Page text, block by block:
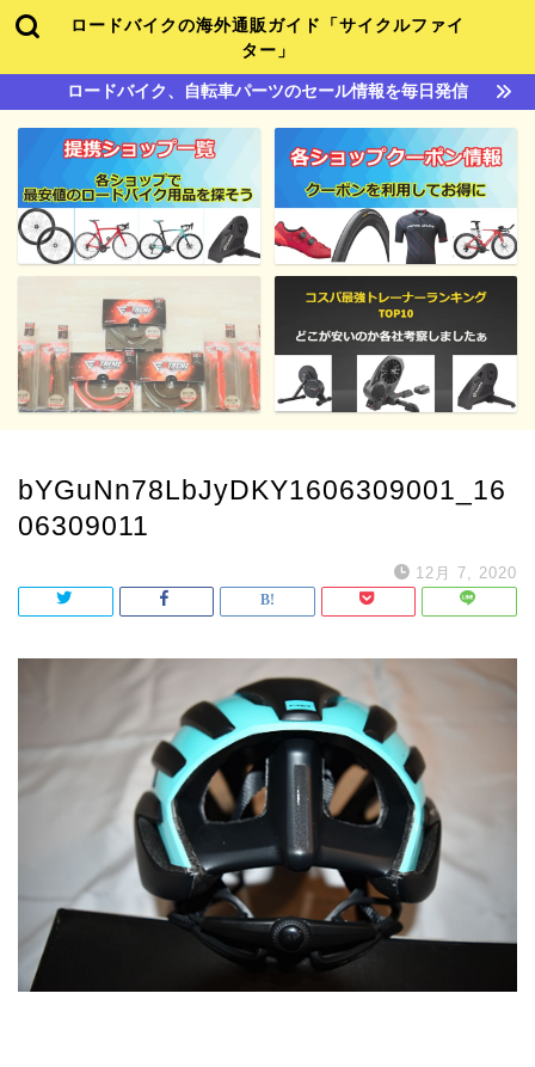
ロードバイクの海外通販ガイド「サイクルファイ
ター」
ロードバイク、自転車パーツのセール情報を毎日発信
bYGuNn78LbJyDKY1606309001_16
06309011
12月 7, 2020